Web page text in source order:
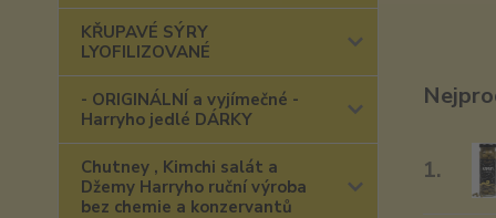
KŘUPAVÉ SÝRY
LYOFILIZOVANÉ
- ORIGINÁLNÍ a vyjímečné -
Harryho jedlé DÁRKY
Chutney , Kimchi salát a
Džemy Harryho ruční výroba
bez chemie a konzervantů
1.